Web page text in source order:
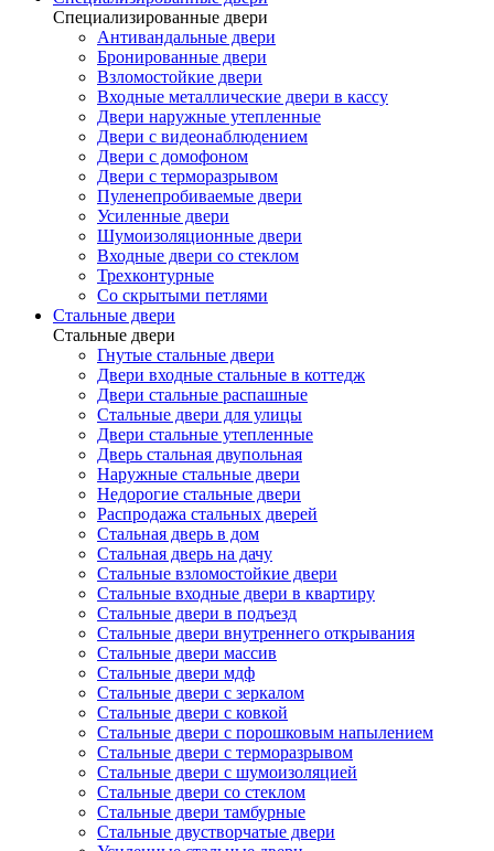
Специализированные двери
Антивандальные двери
Бронированные двери
Взломостойкие двери
Входные металлические двери в кассу
Двери наружные утепленные
Двери с видеонаблюдением
Двери с домофоном
Двери с терморазрывом
Пуленепробиваемые двери
Усиленные двери
Шумоизоляционные двери
Входные двери со стеклом
Трехконтурные
Со скрытыми петлями
Стальные двери
Стальные двери
Гнутые стальные двери
Двери входные стальные в коттедж
Двери стальные распашные
Стальные двери для улицы
Двери стальные утепленные
Дверь стальная двупольная
Наружные стальные двери
Недорогие стальные двери
Распродажа стальных дверей
Стальная дверь в дом
Стальная дверь на дачу
Стальные взломостойкие двери
Стальные входные двери в квартиру
Стальные двери в подъезд
Стальные двери внутреннего открывания
Стальные двери массив
Стальные двери мдф
Стальные двери с зеркалом
Стальные двери с ковкой
Стальные двери с порошковым напылением
Стальные двери с терморазрывом
Стальные двери с шумоизоляцией
Стальные двери со стеклом
Стальные двери тамбурные
Стальные двустворчатые двери